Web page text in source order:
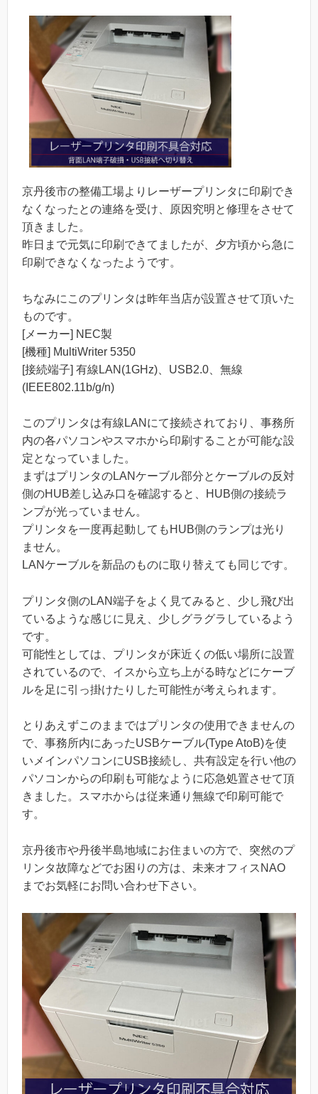
京丹後市の整備工場よりレーザープリンタに印刷でき
なくなったとの連絡を受け、原因究明と修理をさせて
頂きました。
昨日まで元気に印刷できてましたが、夕方頃から急に
印刷できなくなったようです。
ちなみにこのプリンタは昨年当店が設置させて頂いた
ものです。
[メーカー] NEC製
[機種] MultiWriter 5350
[接続端子] 有線LAN(1GHz)、USB2.0、無線
(IEEE802.11b/g/n)
このプリンタは有線LANにて接続されており、事務所
内の各パソコンやスマホから印刷することが可能な設
定となっていました。
まずはプリンタのLANケーブル部分とケーブルの反対
側のHUB差し込み口を確認すると、HUB側の接続ラ
ンプが光っていません。
プリンタを一度再起動してもHUB側のランプは光り
ません。
LANケーブルを新品のものに取り替えても同じです。
プリンタ側のLAN端子をよく見てみると、少し飛び出
ているような感じに見え、少しグラグラしているよう
です。
可能性としては、プリンタが床近くの低い場所に設置
されているので、イスから立ち上がる時などにケーブ
ルを足に引っ掛けたりした可能性が考えられます。
とりあえずこのままではプリンタの使用できませんの
で、事務所内にあったUSBケーブル(Type AtoB)を使
いメインパソコンにUSB接続し、共有設定を行い他の
パソコンからの印刷も可能なように応急処置させて頂
きました。スマホからは従来通り無線で印刷可能で
す。
京丹後市や丹後半島地域にお住まいの方で、突然のプ
リンタ故障などでお困りの方は、未来オフィスNAO
までお気軽にお問い合わせ下さい。